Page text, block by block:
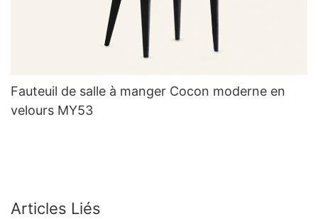
Fauteuil de salle à manger Cocon moderne en
velours MY53
Articles Liés